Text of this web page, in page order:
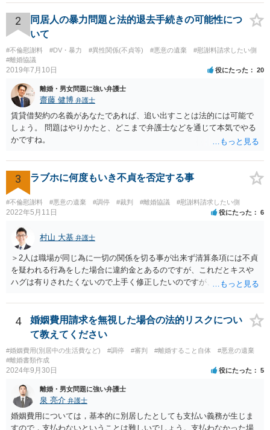
も、全体のなかでその主張がどの程度の意味を有するのかにより、対
処方法も変わってきうるものです。離婚に向けてしっかりと訴訟を進
めていく場合には、弁護士に依頼することを検討された方がいいかも
しれませんね^^
2
同居人の暴力問題と法的退去手続きの可能性につ
いて
#不倫慰謝料 #DV・暴力 #異性関係(不貞等) #悪意の遺棄
#慰謝料請求したい側
#離婚協議
2019年7月10日 役にたった 20
離婚・男女問題に強い弁護士
齋藤 健博 弁護士
賃貸借契約の名義があなたであれば、追い出すことは法的には可能で
しょう。 問題はやりかたと、どこまで弁護士などを通じて本気でやる
かですね。
3 ラブホに何度もいき不貞を否定する事
#不倫慰謝料 #悪意の遺棄 #調停 #裁判 #離婚協議 #慰謝料請求したい側
2022年5月11日 役にたった 6
村山 大基 弁護士
＞2人は職場が同じ為に一切の関係を切る事が出来ず清算条項には不貞
を疑われる行為をした場合に違約金とあるのですが、これだとキスや
ハグは有りされたくないので上手く修正したいのですが、アドバイス
ますが、 「不貞を疑われる行為」という書き方だと、今後何らかの接
触をした際にこれは不貞を疑われる行為ではない、勝手に疑っている
だけだ、 と反論されかねません。 そのため、はっきり「不貞したらい
くら」とか、今回の経緯を踏まえるなら「二人で宿泊したらいくら」
とか書いた方が、 言い逃れしにくいと思われます。 不貞や宿泊でない
接触については、書き方を検討してみましょう。 ただ記載自体はでき
わざ屋外でそういう行為をするか、という問題です。
4
婚姻費用請求を無視した場合の法的リスクについ
て教えてください
#婚姻費用(別居中の生活費など) #調停 #審判 #離婚すること自体
#悪意の遺棄
#離婚書類作成
2024年9月30日 役にたった 5
離婚・男女問題に強い弁護士
泉 亮介 弁護士
婚姻費用については，基本的に別居したとしても支払い義務が生じま
すので，支払わないということは難しいでしょう。支払わなかった場